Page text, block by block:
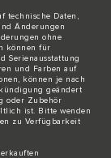
technische Daten,
Änderungen
ohne
können für
Serienausstattung
und Farben auf
können je nach
geändert
oder Zubehör
ist. Bitte wenden
zu Verfügbarkeit